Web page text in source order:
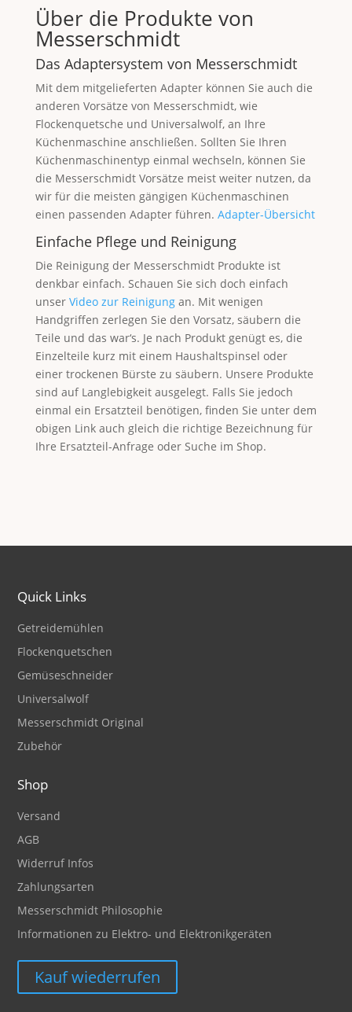
Über die Produkte von
Messerschmidt
Das Adaptersystem von Messerschmidt
Mit dem mitgelieferten Adapter können Sie auch die
anderen Vorsätze von Messerschmidt, wie
Flockenquetsche und Universalwolf, an Ihre
Küchenmaschine anschließen. Sollten Sie Ihren
Küchenmaschinentyp einmal wechseln, können Sie
die Messerschmidt Vorsätze meist weiter nutzen, da
wir für die meisten gängigen Küchenmaschinen
einen passenden Adapter führen. Adapter-Übersicht
Einfache Pflege und Reinigung
Die Reinigung der Messerschmidt Produkte ist
denkbar einfach. Schauen Sie sich doch einfach
unser Video zur Reinigung an. Mit wenigen
Handgriffen zerlegen Sie den Vorsatz, säubern die
Teile und das war‘s. Je nach Produkt genügt es, die
Einzelteile kurz mit einem Haushaltspinsel oder
einer trockenen Bürste zu säubern. Unsere Produkte
sind auf Langlebigkeit ausgelegt. Falls Sie jedoch
einmal ein Ersatzteil benötigen, finden Sie unter dem
obigen Link auch gleich die richtige Bezeichnung für
Ihre Ersatzteil-Anfrage oder Suche im Shop.
Quick Links
Getreidemühlen
Flockenquetschen
Gemüseschneider
Universalwolf
Messerschmidt Original
Zubehör
Shop
Versand
AGB
Widerruf Infos
Zahlungsarten
Messerschmidt Philosophie
Informationen zu Elektro- und Elektronikgeräten
Kauf wiederrufen